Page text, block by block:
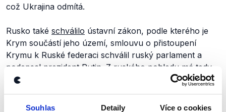
Souhlas Detaily Více o cookies
což Ukrajina odmítá.
Rusko také schválilo ústavní zákon, podle kterého je
Krym součástí jeho území, smlouvu o přistoupení
Krymu k Ruské federaci schválil ruský parlament a
podepsal prezident Putin. Z ruského pohledu má tedy
Rusko, jakožto stát, kterému Krym náleží, právo na
trestního soudu (který ale řada států včetně Ruska